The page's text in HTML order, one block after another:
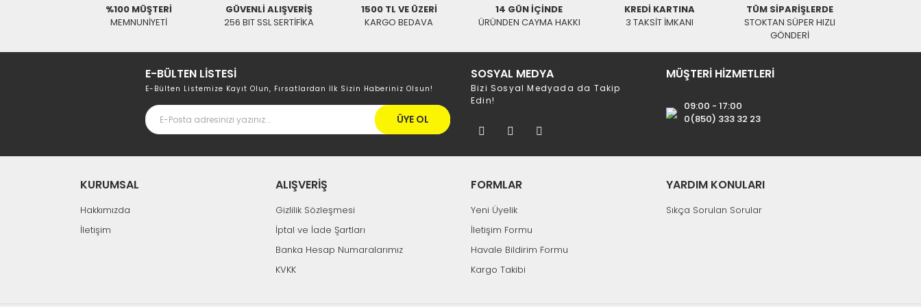
%100 MÜŞTERİ
MEMNUNİYETİ
GÜVENLİ ALIŞVERİŞ
256 BIT SSL SERTİFİKA
1500 TL VE ÜZERİ
KARGO BEDAVA
14 GÜN İÇİNDE
ÜRÜNDEN CAYMA HAKKI
KREDİ KARTINA
3 TAKSİT İMKANI
TÜM SİPARİŞLERDE
STOKTAN SÜPER HIZLI
GÖNDERİ
E-BÜLTEN LİSTESİ
E-Bülten Listemize Kayıt Olun, Fırsatlardan İlk Sizin Haberiniz Olsun!
ÜYE OL
SOSYAL MEDYA
Bizi Sosyal Medyada da Takip
Edin!
MÜŞTERİ HİZMETLERİ
09:00 - 17:00
0(850) 333 32 23
KURUMSAL
Hakkımızda
İletişim
ALIŞVERİŞ
Gizlilik Sözleşmesi
İptal ve İade Şartları
Banka Hesap Numaralarımız
KVKK
FORMLAR
Yeni Üyelik
İletişim Formu
Havale Bildirim Formu
Kargo Takibi
YARDIM KONULARI
Sıkça Sorulan Sorular